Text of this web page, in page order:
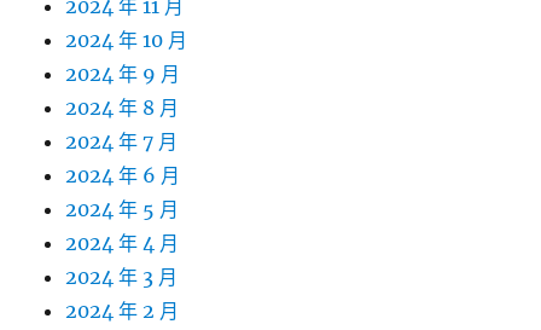
2024 年 11 月
2024 年 10 月
2024 年 9 月
2024 年 8 月
2024 年 7 月
2024 年 6 月
2024 年 5 月
2024 年 4 月
2024 年 3 月
2024 年 2 月